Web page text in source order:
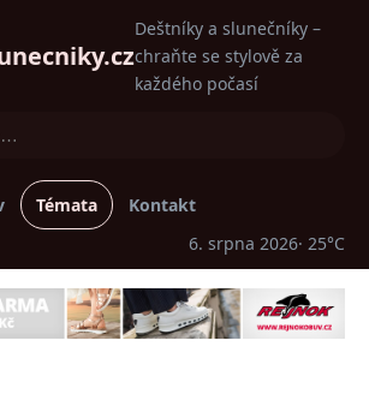
Deštníky a slunečníky –
chraňte se stylově za
každého počasí
Témata
Kontakt
6. srpna 2026· 25°C